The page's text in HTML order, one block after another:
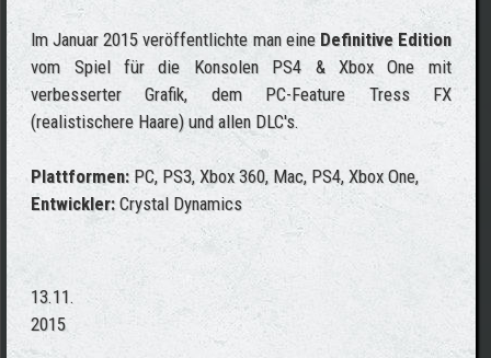
Im Januar 2015 veröffentlichte man eine Definitive Edition
vom Spiel für die Konsolen PS4 & Xbox One mit
verbesserter Grafik, dem PC-Feature Tress FX
(realistischere Haare) und allen DLC's.
Plattformen: PC, PS3, Xbox 360, Mac, PS4, Xbox One,
Entwickler: Crystal Dynamics
13.11.
2015